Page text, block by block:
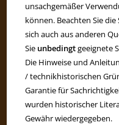
unsachgemäßer
können. Beachten Sie
sich auch aus anderen
Sie unbedingtgeeignete
Die Hinweise und
/ technikhistorischen
Garantie für
wurden historischer
Gewähr wiedergegeben.